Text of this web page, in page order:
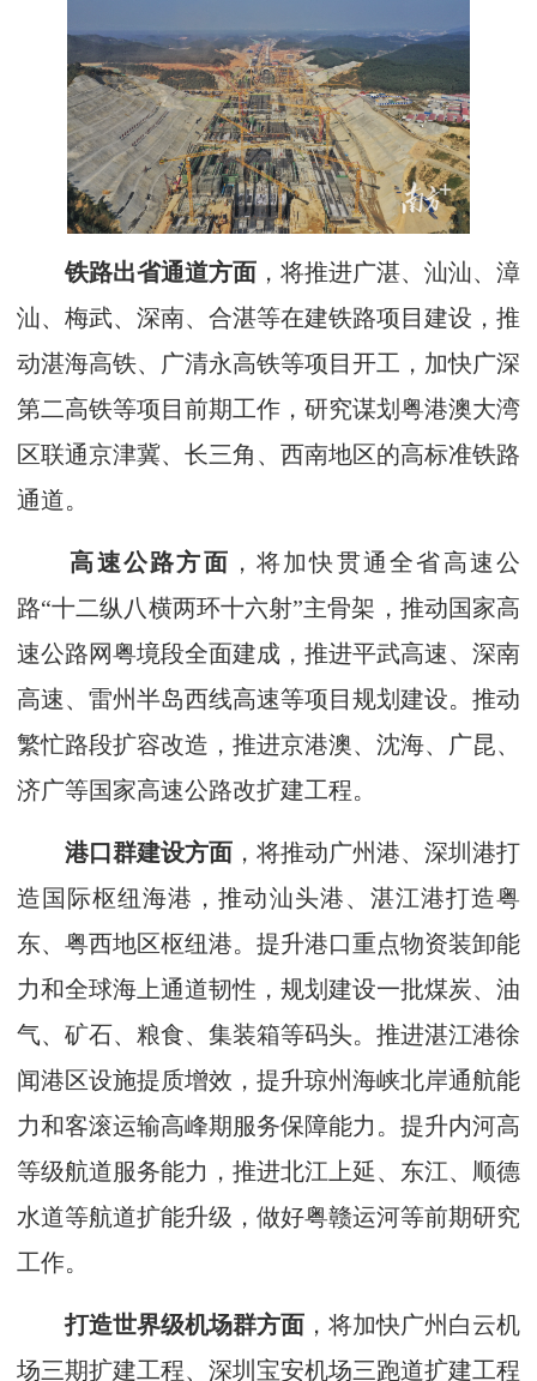
铁路出省通道方面 ，将推进广湛、汕汕、漳
汕、梅武、深南、合湛等在建铁路项目建设，推
动湛海高铁、广清永高铁等项目开工，加快广深
第二高铁等项目前期工作，研究谋划粤港澳大湾
区联通京津冀、长三角、西南地区的高标准铁路
通道。
高速公路方面 ，将加快贯通全省高速公
路“十二纵八横两环十六射”主骨架，推动国家高
速公路网粤境段全面建成，推进平武高速、深南
高速、雷州半岛西线高速等项目规划建设。推动
繁忙路段扩容改造，推进京港澳、沈海、广昆、
济广等国家高速公路改扩建工程。
港口群建设方面 ，将推动广州港、深圳港打
造国际枢纽海港，推动汕头港、湛江港打造粤
东、粤西地区枢纽港。提升港口重点物资装卸能
力和全球海上通道韧性，规划建设一批煤炭、油
气、矿石、粮食、集装箱等码头。推进湛江港徐
闻港区设施提质增效，提升琼州海峡北岸通航能
力和客滚运输高峰期服务保障能力。提升内河高
等级航道服务能力，推进北江上延、东江、顺德
水道等航道扩能升级，做好粤赣运河等前期研究
工作。
打造世界级机场群方面 ，将加快广州白云机
场三期扩建工程、深圳宝安机场三跑道扩建工程